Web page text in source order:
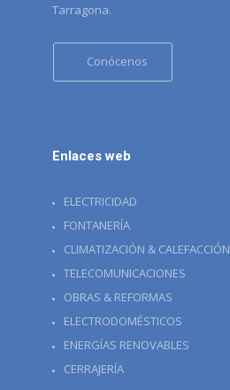
Tarragona.
Conócenos
Enlaces web
ELECTRICIDAD
FONTANERÍA
CLIMATIZACIÓN & CALEFACCIÓN
TELECOMUNICACIONES
OBRAS & REFORMAS
ELECTRODOMÉSTICOS
ENERGÍAS RENOVABLES
CERRAJERÍA